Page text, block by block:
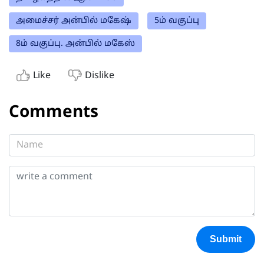
அமைச்சர் அன்பில் மகேஷ் 5ம் வகுப்பு
8ம் வகுப்பு. அன்பில் மகேஸ்
Like Dislike
Comments
Submit